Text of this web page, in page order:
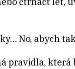
No, abych
pravidla,